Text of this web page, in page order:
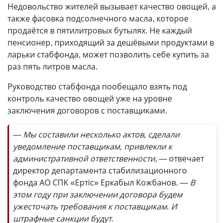
Недовольство жителей вызывает качество овощей, а
также фасовка подсолнечного масла, которое
продаётся в пятилитровых бутылях. Не каждый
пенсионер, приходящий за дешёвыми продуктами в
ларьки стабфонда, может позволить себе купить за
раз пять литров масла.
Руководство стабфонда пообещало взять под
контроль качество овощей уже на уровне
заключения договоров с поставщиками.
— Мы составили несколько актов, сделали
уведомление поставщикам, привлекли к
административной ответственности, — отвечает
директор департамента стабилизационного
фонда АО СПК «Ертіс» Еркабыл Кожбанов. — В
этом году при заключении договора будем
ужесточать требования к поставщикам. И
штрафные санкции будут.